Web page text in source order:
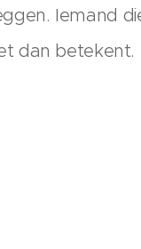
Iemand
dan betekent.